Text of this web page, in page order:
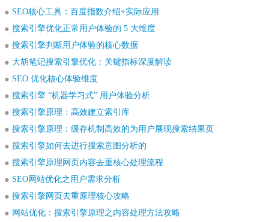
SEO核心工具：百度指数介绍+实际应用
搜索引擎优化正常用户体验的 5 大维度
搜索引擎判断用户体验的核心数据
大胡笔记搜索引擎优化：关键指标深度解读
SEO 优化核心体验维度
搜索引擎 “机器学习式” 用户体验分析
搜索引擎原理：高效建立索引库
搜索引擎原理：缓存机制高效的为用户展现搜索结果页
搜索引擎如何去进行搜索意图分析的
搜索引擎原理网页内容去重核心处理流程
SEO网站优化之用户需求分析
搜索引擎网页去重原理核心攻略
网站优化：搜索引擎原理之内容处理方法攻略